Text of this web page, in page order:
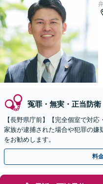
冤罪・無実・正当防衛
【長野県庁前】【完全個室で対
家族が逮捕された場合や犯罪の嫌
をお勧めします。
料